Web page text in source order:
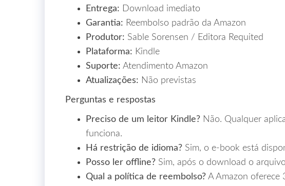
Entrega: Download imediato
Garantia: Reembolso padrão da Amazon
Produtor: Sable Sorensen / Editora Requited
Plataforma: Kindle
Suporte: Atendimento Amazon
Atualizações: Não previstas
Perguntas e respostas
Preciso de um leitor Kindle? Não. Qualquer
funciona.
Há restrição de idioma? Sim, o e‑book está
Posso ler offline? Sim, após o download o
Qual a política de reembolso? A Amazon oferece